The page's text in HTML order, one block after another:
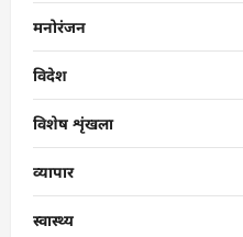
मनोरंजन
विदेश
विशेष शृंखला
व्यापार
स्वास्थ्य